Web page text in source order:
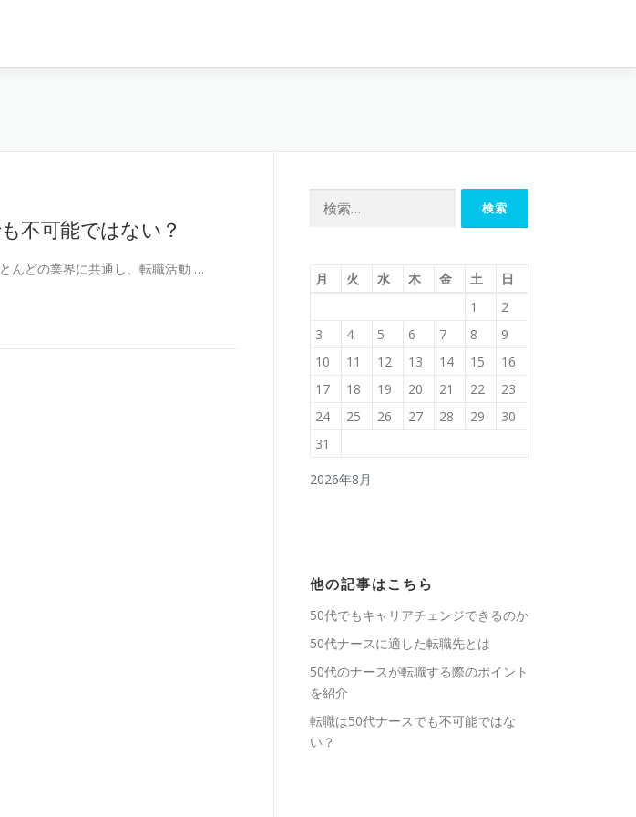
不可能ではない？
んどの業界に共通し、転職活動 …
2026年8月
月 火 水 木 金 土
日
1
2
3
4 5 6 7 8
9
10
11 12 13 14 15
16
17
18 19 20 21 22
23
24
25 26 27 28 29
30
31
他の記事はこちら
50代でもキャリアチェンジできるのか
50代ナースに適した転職先とは
50代のナースが転職する際のポイント
を紹介
転職は50代ナースでも不可能ではな
い？